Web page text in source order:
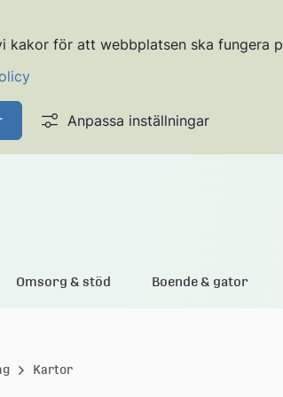
kakor för att webbplatsen ska fungera
Anpassa inställningar
Omsorg & stöd Boende & gator
Kartor